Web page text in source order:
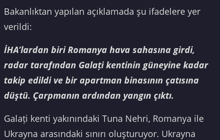
Bakanlıktan yapılan açıklamada şu ifadelere yer
verildi:
İHA’lardan biri Romanya hava sahasına girdi,
radar tarafından Galați kentinin güneyine kadar
takip edildi ve bir apartman binasının çatısına
düştü. Çarpmanın ardından yangın çıktı.
Galați kenti yakınındaki Tuna Nehri, Romanya ile
Ukrayna arasındaki sınırı oluşturuyor. Ukrayna